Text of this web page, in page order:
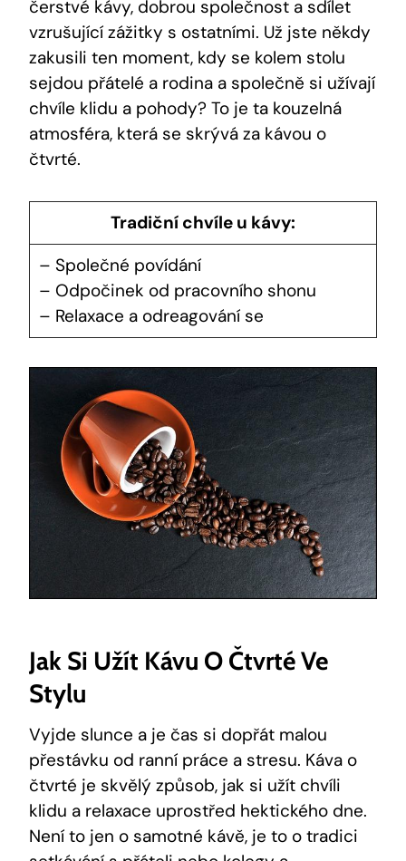
čerstvé kávy, dobrou společnost a sdílet
vzrušující zážitky s ostatními. Už jste někdy
zakusili ten moment, kdy se kolem stolu
sejdou přátelé a rodina a společně si užívají
chvíle klidu a pohody? To je ta kouzelná
atmosféra, která se skrývá za kávou o
čtvrté.
Tradiční chvíle u kávy:
– Společné povídání
– Odpočinek od pracovního shonu
– Relaxace a odreagování se
Jak Si Užít Kávu O Čtvrté Ve
Stylu
Vyjde slunce a je čas si dopřát malou
přestávku od ranní práce a stresu. Káva o
čtvrté je skvělý způsob, jak si užít chvíli
klidu a relaxace uprostřed hektického dne.
Není to jen o samotné kávě, je to o tradici